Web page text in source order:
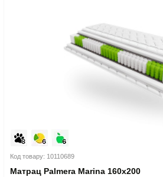
Код товару: 10110689
Матрац Palmera Marina 160x200